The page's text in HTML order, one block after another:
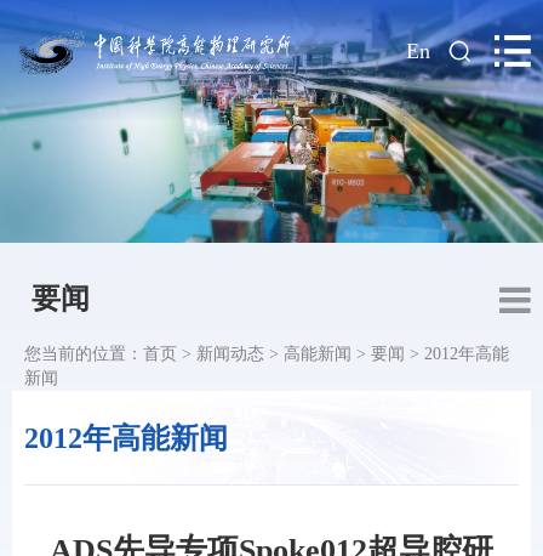
| En
要闻
2012年高能新闻
您当前的位置： 首页 > 新闻动态 > 高能新闻 > 要闻 > 2012年高能
新闻